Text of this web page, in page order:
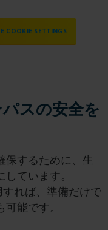
COOKIE SETTINGS
スの安全を
保するために、生
ています。
れば、準備だけで
能です。